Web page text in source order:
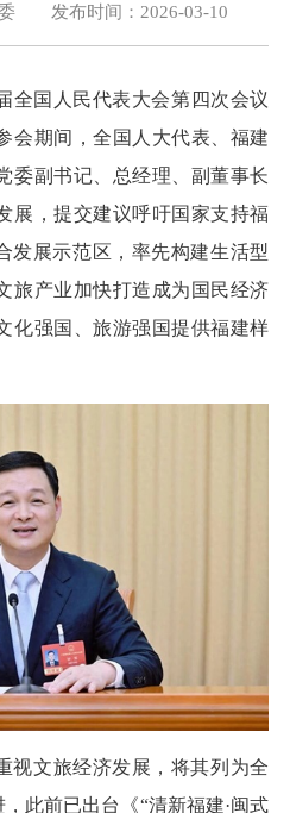
委 发布时间：2026-03-10
全国人民代表大会第四次会议
会期间，全国人大代表、福建
委副书记、总经理、副董事长
展，提交建议呼吁国家支持福
发展示范区，率先构建生活型
旅产业加快打造成为国民经济
化强国、旅游强国提供福建样
视文旅经济发展，将其列为全
此前已出台《“清新福建·闽式